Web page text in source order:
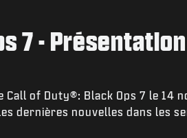
7 -
Call of Duty®: Black Ops 7 le 14
dernières nouvelles dans les